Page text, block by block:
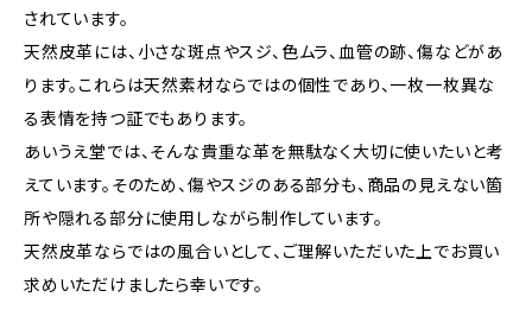
されています。
天然皮革には、小さな斑点やスジ、色ムラ、血管の跡、傷などがあ
ります。これらは天然素材ならではの個性であり、一枚一枚異な
る表情を持つ証でもあります。
あいうえ堂では、そんな貴重な革を無駄なく大切に使いたいと考
えています。そのため、傷やスジのある部分も、商品の見えない箇
所や隠れる部分に使用しながら制作しています。
天然皮革ならではの風合いとして、ご理解いただいた上でお買い
求めいただけましたら幸いです。